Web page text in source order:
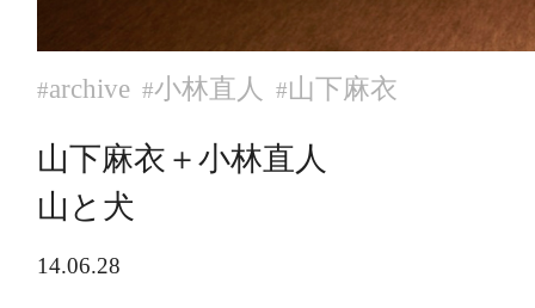
#archive #小林直人 #山下麻衣
山下麻衣＋小林直人
山と犬
14.06.28